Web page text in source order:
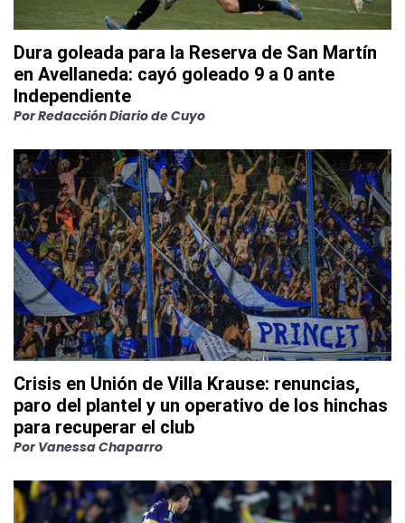
Dura goleada para la Reserva de San Martín
en Avellaneda: cayó goleado 9 a 0 ante
Independiente
PorRedacción Diario de Cuyo
Crisis en Unión de Villa Krause: renuncias,
paro del plantel y un operativo de los hinchas
para recuperar el club
Por Vanessa Chaparro